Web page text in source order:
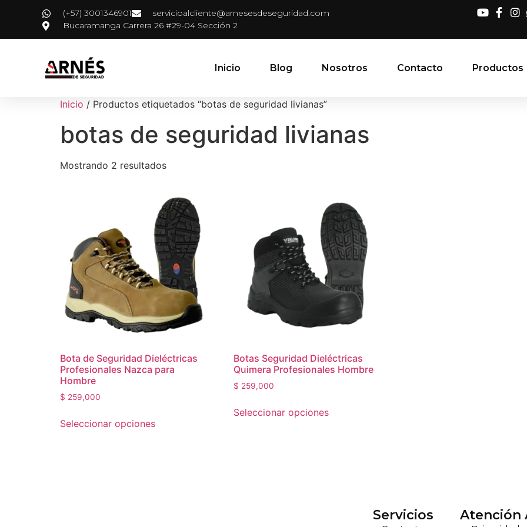
(+57) 3001346901
servicioalcliente@arnesesdeseguridad.com
Bucaramanga Carrera 26 #29-04 Sección 2
Inicio Blog Nosotros Contacto Productos
Inicio / Productos etiquetados “botas de seguridad livianas”
botas de seguridad livianas
Mostrando 2 resultados
Bota de Seguridad Dieléctricas
Profesionales Nazca para
Hombre
$ 259,000
Seleccionar opciones
Botas Seguridad Dieléctricas
Quimera Profesionales Hombre
$ 259,000
Seleccionar opciones
Servicios Atención